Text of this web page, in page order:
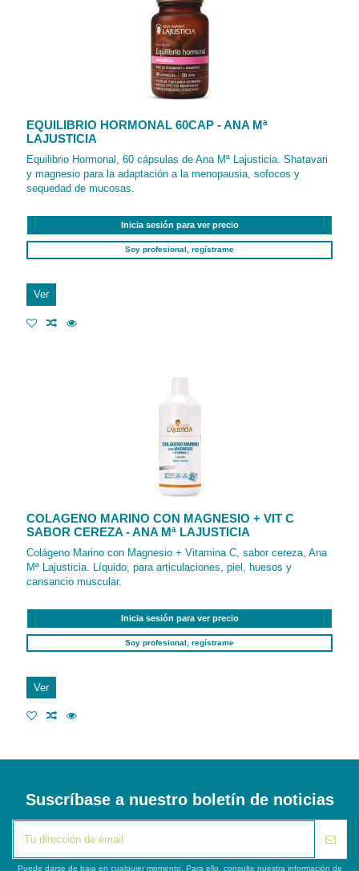
EQUILIBRIO HORMONAL 60CAP - ANA Mª
LAJUSTICIA
Equilibrio Hormonal, 60 cápsulas de Ana Mª Lajusticia. Shatavari
y magnesio para la adaptación a la menopausia, sofocos y
sequedad de mucosas.
Inicia sesión para ver precio
Soy profesional, regístrame
Ver
COLAGENO MARINO CON MAGNESIO + VIT C
SABOR CEREZA - ANA Mª LAJUSTICIA
Colágeno Marino con Magnesio + Vitamina C, sabor cereza, Ana
Mª Lajusticia. Líquido, para articulaciones, piel, huesos y
cansancio muscular.
Inicia sesión para ver precio
Soy profesional, regístrame
Ver
Suscríbase a nuestro boletín de noticias
Puede darse de baja en cualquier momento. Para ello, consulte nuestra información de